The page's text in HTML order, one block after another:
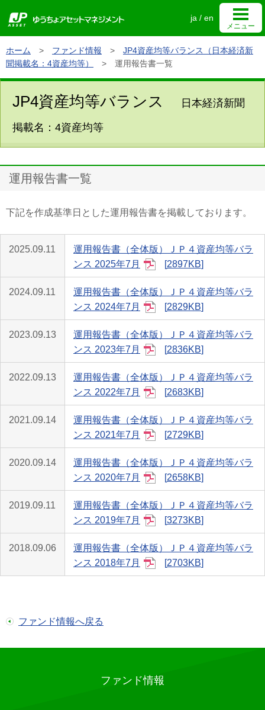
ja / en
メニュー
ゆうちょアセットマネジメントについて
個人投資家向け情報
ホーム
お問い合わせ サイトのご利用について
ホーム > ファンド情報 >
JP4資産均等バランス（日本経済新
聞掲載名：4資産均等）
> 運用報告書一覧
JP4資産均等バランス 日本経済新聞
掲載名：4資産均等
運用報告書一覧
下記を作成基準日とした運用報告書を掲載しております。
2025.09.11
運用報告書（全体版）ＪＰ４資産均等バラ
ンス 2025年7月
2897KB
2024.09.11
運用報告書（全体版）ＪＰ４資産均等バラ
ンス 2024年7月
2829KB
2023.09.13
運用報告書（全体版）ＪＰ４資産均等バラ
ンス 2023年7月
2836KB
2022.09.13
運用報告書（全体版）ＪＰ４資産均等バラ
ンス 2022年7月
2683KB
2021.09.14
運用報告書（全体版）ＪＰ４資産均等バラ
ンス 2021年7月
2729KB
2020.09.14
運用報告書（全体版）ＪＰ４資産均等バラ
ンス 2020年7月
2658KB
2019.09.11
運用報告書（全体版）ＪＰ４資産均等バラ
ンス 2019年7月
3273KB
2018.09.06
運用報告書（全体版）ＪＰ４資産均等バラ
ンス 2018年7月
2703KB
ファンド情報へ戻る
ファンド情報